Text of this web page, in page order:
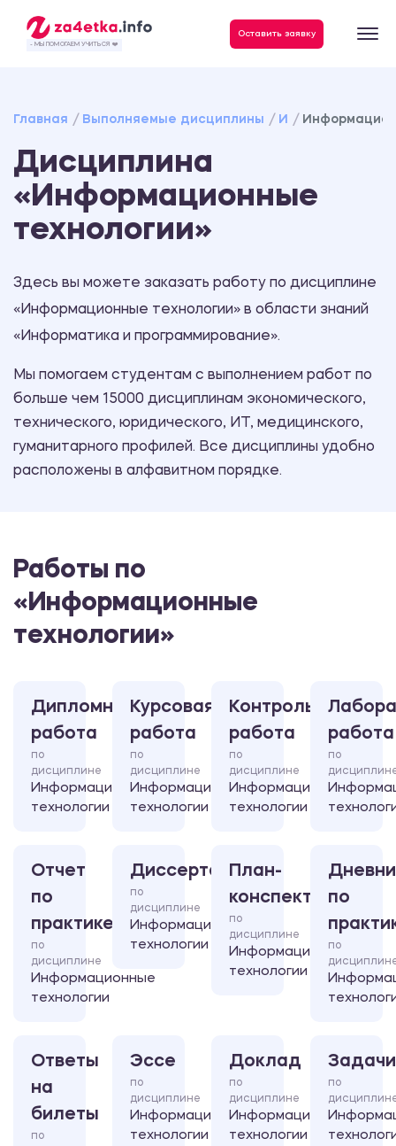
- МЫ ПОМОГАЕМ УЧИТЬСЯ ❤️
Оставить заявку
Главная Выполняемые дисциплины И
Дисциплина
«Информационные
технологии»
Здесь вы можете заказать работу по дисциплине
«Информационные технологии» в области знаний
«Информатика и программирование».
Мы помогаем студентам с выполнением работ по
больше чем 15000 дисциплинам экономического,
технического, юридического, ИТ, медицинского,
гуманитарного профилей. Все дисциплины удобно
расположены в алфавитном порядке.
Работы по
«Информационные
технологии»
Дипломная
работа
по
дисциплине
Информационные
технологии
Курсовая
работа
по
дисциплине
Информационные
технологии
Контрольная
работа
по
дисциплине
Информационные
технологии
работа
по
Отчет
по
практике
по
дисциплине
Информационные
технологии
Диссертация
по
дисциплине
Информационные
технологии
План-
конспект
по
дисциплине
Информационные
технологии
по
по
Ответы
на
билеты
по
Эссе
по
дисциплине
Информационные
технологии
Доклад
по
дисциплине
Информационные
технологии
Задачи
по